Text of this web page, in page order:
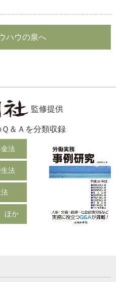
ハウの泉へ
監修提供
＆Ａを分類収録
法
法
ほか